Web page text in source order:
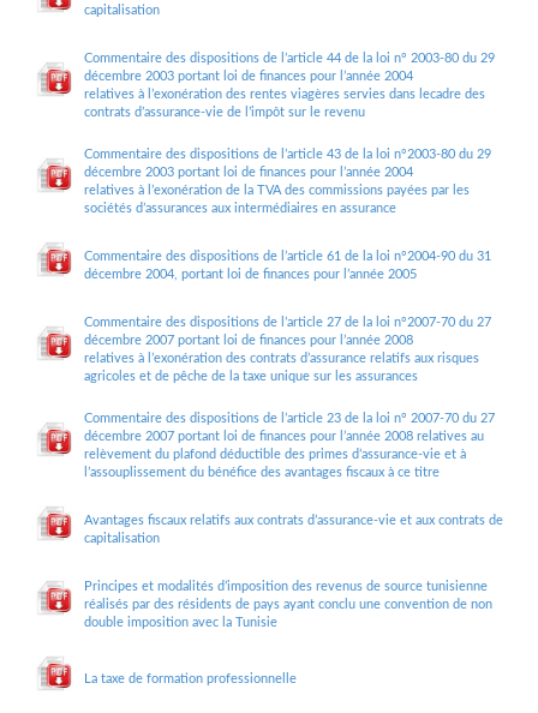
capitalisation
Commentaire des dispositions de l’article 44 de la loi n° 2003-80 du 29
décembre 2003 portant loi de finances pour l’année 2004
relatives à l’exonération des rentes viagères servies dans lecadre des
contrats d’assurance-vie de l’impôt sur le revenu
Commentaire des dispositions de l’article 43 de la loi n°2003-80 du 29
décembre 2003 portant loi de finances pour l’année 2004
relatives à l’exonération de la TVA des commissions payées par les
sociétés d’assurances aux intermédiaires en assurance
Commentaire des dispositions de l’article 61 de la loi n°2004-90 du 31
décembre 2004, portant loi de finances pour l’année 2005
Commentaire des dispositions de l’article 27 de la loi n°2007-70 du 27
décembre 2007 portant loi de finances pour l’année 2008
relatives à l’exonération des contrats d’assurance relatifs aux risques
agricoles et de pêche de la taxe unique sur les assurances
Commentaire des dispositions de l’article 23 de la loi n° 2007-70 du 27
décembre 2007 portant loi de finances pour l’année 2008 relatives au
relèvement du plafond déductible des primes d’assurance-vie et à
l’assouplissement du bénéfice des avantages fiscaux à ce titre
Avantages fiscaux relatifs aux contrats d’assurance-vie et aux contrats de
capitalisation
Principes et modalités d’imposition des revenus de source tunisienne
réalisés par des résidents de pays ayant conclu une convention de non
double imposition avec la Tunisie
La taxe de formation professionnelle